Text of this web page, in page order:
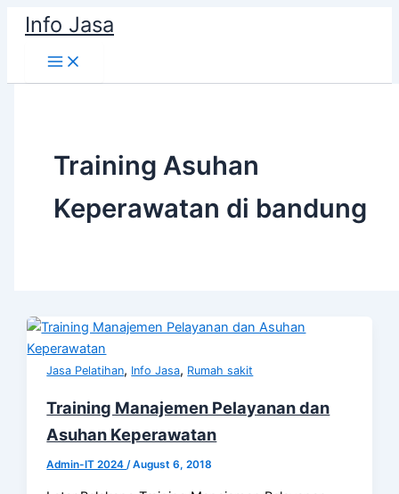
Skip
content
Info Jasa
Training Asuhan
Keperawatan di bandung
Jasa Pelatihan, Info Jasa, Rumah sakit
Training Manajemen Pelayanan dan
Asuhan Keperawatan
Admin-IT 2024/August 6, 2018